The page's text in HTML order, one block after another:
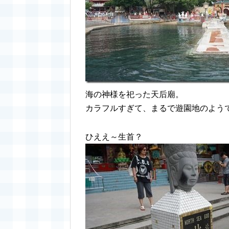
海の神様を祀った天后廟。
カラフルすぎて、まるで遊園地のよう
ひええ～生首？